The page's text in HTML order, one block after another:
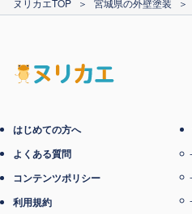
はじめての方へ
よくある質問
コンテンツポリシー
利用規約